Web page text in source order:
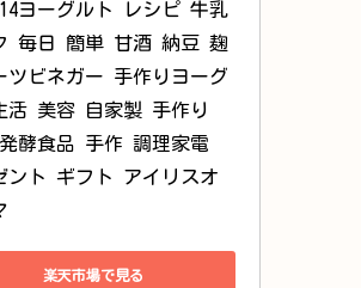
ヨーグルト レシピ 牛乳
毎日 簡単 甘酒 納豆 麹
ツビネガー 手作りヨーグ
活 美容 自家製 手作り
酵食品 手作 調理家電
ント ギフト アイリスオ
楽天市場で見る